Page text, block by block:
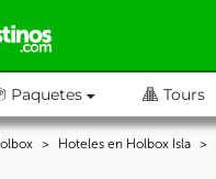
Paquetes Tours
Hoteles en Holbox Isla